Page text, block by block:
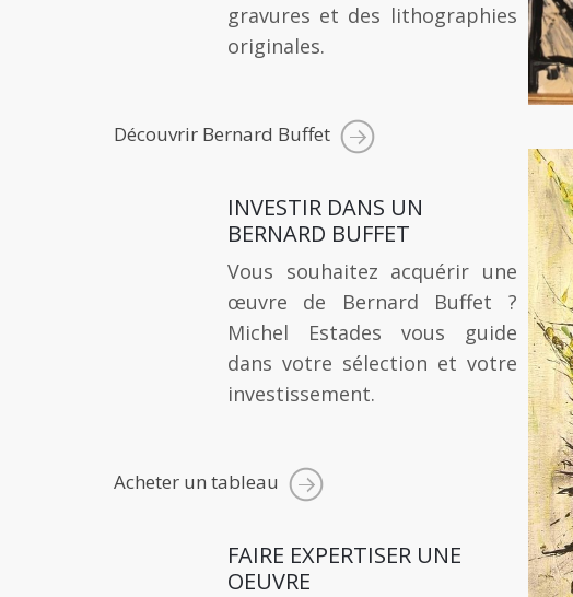
gravures et des lithographies
originales.
Découvrir Bernard Buffet
INVESTIR DANS UN
BERNARD BUFFET
Vous souhaitez acquérir une
œuvre de Bernard Buffet ?
Michel Estades vous guide
dans votre sélection et votre
investissement.
Acheter un tableau
FAIRE EXPERTISER UNE
OEUVRE